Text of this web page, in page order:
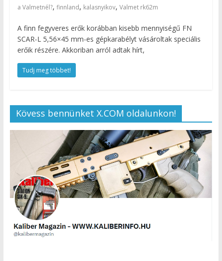
a Valmetnél?, finnland, kalasnyikov, Valmet rk62m
A finn fegyveres erők korábban kisebb mennyiségű FN
SCAR-L 5,56×45 mm-es gépkarabélyt vásároltak speciális
erőik részére. Akkoriban arról adtak hírt,
Tudj meg többet!
Kövess bennünket X.COM oldalunkon!